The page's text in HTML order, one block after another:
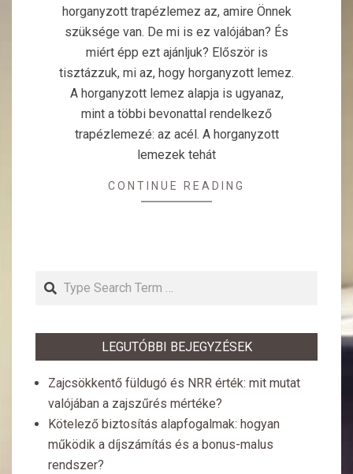
horganyzott trapézlemez az, amire Önnek
szüksége van. De mi is ez valójában? És
miért épp ezt ajánljuk? Először is
tisztázzuk, mi az, hogy horganyzott lemez.
A horganyzott lemez alapja is ugyanaz,
mint a többi bevonattal rendelkező
trapézlemezé: az acél. A horganyzott
lemezek tehát
CONTINUE READING
Search
LEGUTÓBBI BEJEGYZÉSEK
Zajcsökkentő füldugó és NRR érték: mit mutat
valójában a zajszűrés mértéke?
Kötelező biztosítás alapfogalmak: hogyan
működik a díjszámítás és a bonus-malus
rendszer?